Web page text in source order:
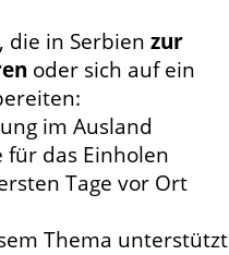
die in Serbien zur
oder sich auf ein
im Ausland
für das Einholen
Tage vor Ort
Thema unterstützt